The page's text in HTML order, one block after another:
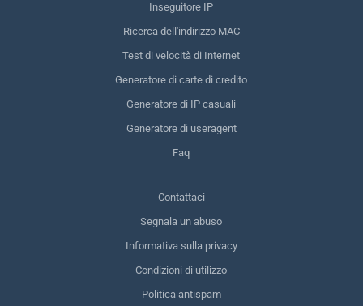
Inseguitore IP
Ricerca dell'indirizzo MAC
Test di velocità di Internet
Generatore di carte di credito
Generatore di IP casuali
Generatore di useragent
Faq
Contattaci
Segnala un abuso
Informativa sulla privacy
Condizioni di utilizzo
Politica antispam